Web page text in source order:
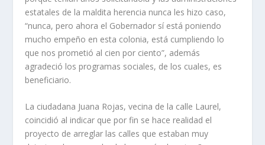
estatales de la maldita herencia nunca les hizo caso,
“nunca, pero ahora el Gobernador sí está poniendo
mucho empeño en esta colonia, está cumpliendo lo
que nos prometió al cien por ciento”, además
agradeció los programas sociales, de los cuales, es
beneficiario.
La ciudadana Juana Rojas, vecina de la calle Laurel,
coincidió al indicar que por fin se hace realidad el
proyecto de arreglar las calles que estaban muy